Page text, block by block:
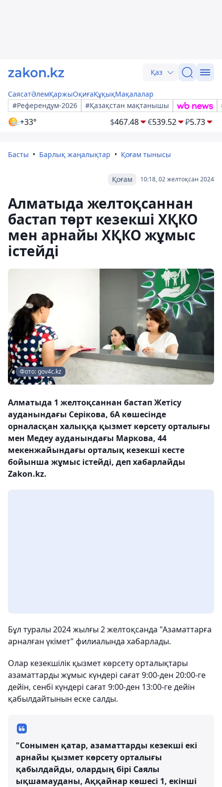
Қаз
СаясатӘлемҚаржыОқиғаҚұқықМақалалар
#Референдум-2026
#Қазақстан мақтанышы
+33° $467.48 €539.52 ₽5.73
Басты Барлық жаңалықтар Қоғам тынысы
10:18, 02 желтоқсан 2024
Қоғам
Алматыда желтоқсаннан
бастап төрт кезекші ХҚКО
мен арнайы ХҚКО жұмыс
істейді
Фото: gov4c.kz
Алматыда 1 желтоқсаннан бастап Жетісу
ауданындағы Серікова, 6А көшесінде
орналасқан халыққа қызмет көрсету орталығы
мен Медеу ауданындағы Маркова, 44
мекенжайындағы орталық кезекші кесте
бойынша жұмыс істейді, деп хабарлайды
Zakon.kz.
Бұл туралы 2024 жылғы 2 желтоқсанда "Азаматтарға
арналған үкімет" филиалында хабарлады.
Олар кезекшілік қызмет көрсету орталықтары
азаматтарды жұмыс күндері сағат 9:00-ден 20:00-ге
дейін, сенбі күндері сағат 9:00-ден 13:00-ге дейін
қабылдайтынын еске салды.
"Сонымен қатар, азаматтарды кезекші екі
арнайы қызмет көрсету орталығы
қабылдайды, олардың бірі Саялы
ықшамауданы, Аққайнар көшесі 1, екінші